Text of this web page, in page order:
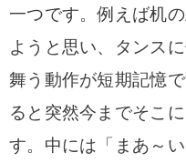
一つです。例えば机
ようと思い、タンス
舞う動作が短期記憶で
ると突然今までそこ
す。 中には「まあ～